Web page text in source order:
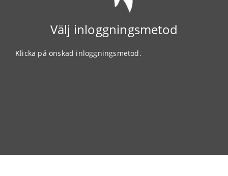
Välj inloggningsmetod
Klicka på önskad inloggningsmetod.